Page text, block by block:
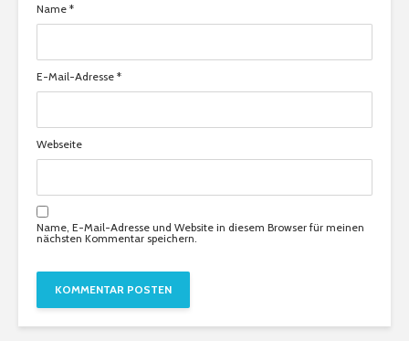
Name *
E-Mail-Adresse *
Webseite
Name, E-Mail-Adresse und Website in diesem Browser für meinen
nächsten Kommentar speichern.